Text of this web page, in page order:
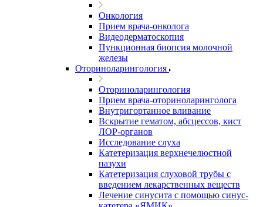
Онкология
Прием врача-онколога
Видеодерматоскопия
Пункционная биопсия молочной
железы
Оториноларингология
Оториноларингология
Прием врача-оториноларинголога
Внутригортанное вливание
Вскрытие гематом, абсцессов, кист
ЛОР-органов
Исследование слуха
Катетеризация верхнечелюстной
пазухи
Катетеризация слуховой трубы с
введением лекарственных веществ
Лечение синусита с помощью синус-